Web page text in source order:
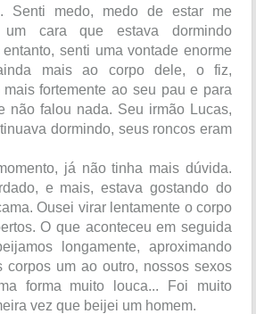
Senti medo, medo de estar me
um cara que estava dormindo
senti uma vontade enorme
mais ao corpo dele, o fiz,
fortemente ao seu pau e para
não falou nada. Seu irmão Lucas,
dormindo, seus roncos eram
já não tinha mais dúvida.
e mais, estava gostando do
Ousei virar lentamente o corpo
O que aconteceu em seguida
longamente, aproximando
corpos um ao outro, nossos sexos
forma muito louca... Foi muito
vez que beijei um homem.